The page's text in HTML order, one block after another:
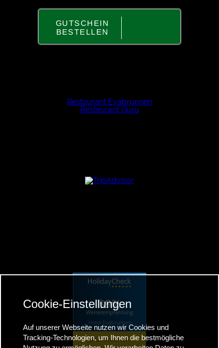
GUTSCHEIN
BESTELLEN
Restaurant Evabrunnen
Restaurant Guru
89%
Weiterempfehlung
Hotel Evabrunnen
Jetzt bewerten
Cookie-Einstellungen
Auf unserer Webseite nutzen wir Cookies und
Tracking-Technologien, um Ihnen die bestmögliche